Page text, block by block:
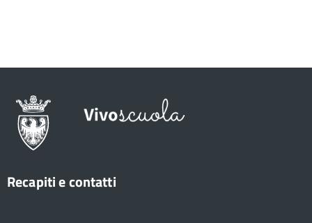
Recapiti e contatti